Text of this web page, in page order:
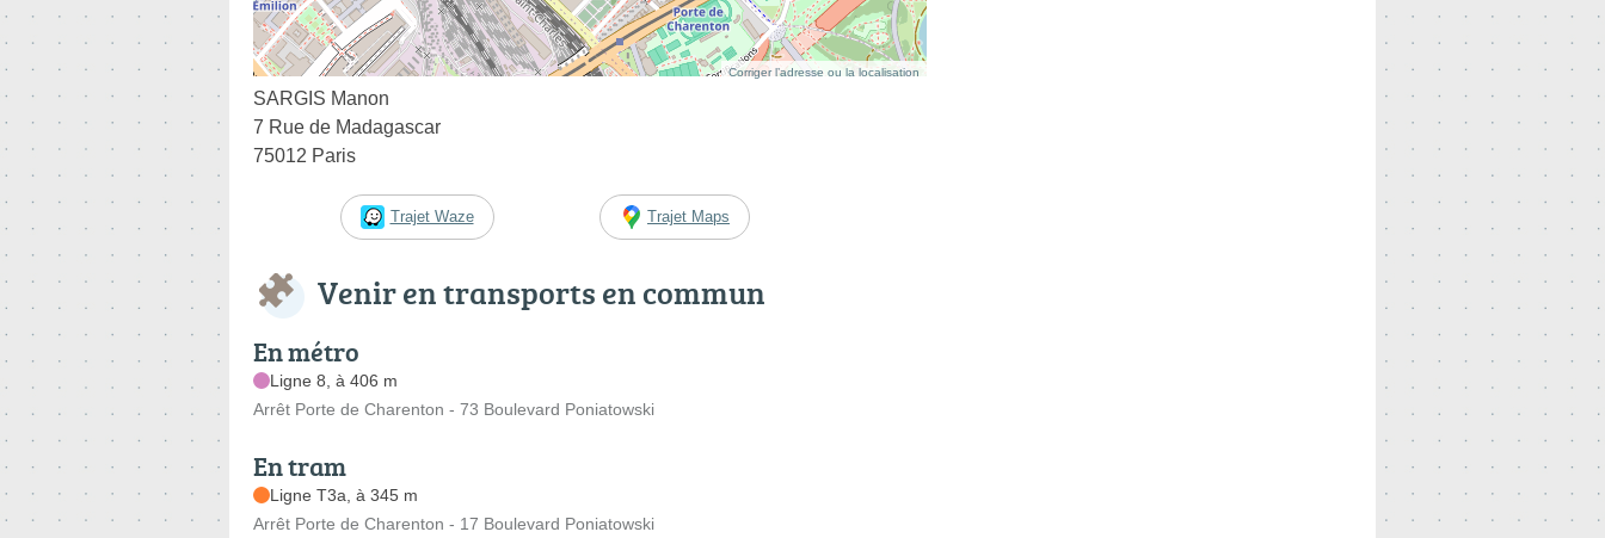
Corriger l’adresse ou la localisation
SARGIS Manon
7 Rue de Madagascar
75012 Paris
Trajet Waze Trajet Maps
Venir en transports en commun
En métro
Ligne 8, à 406 m
Arrêt Porte de Charenton - 73 Boulevard Poniatowski
En tram
Ligne T3a, à 345 m
Arrêt Porte de Charenton - 17 Boulevard Poniatowski